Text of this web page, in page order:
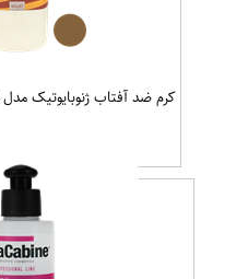
کرم ضد آفتاب ژنوبایوتیک مدل Sunogen4 حجم 50 میلی لیتر